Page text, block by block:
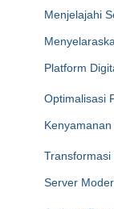
Menjelajahi
Platform
Optimalisasi
Server